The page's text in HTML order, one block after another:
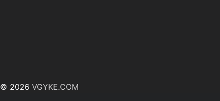
© 2026 VGYKE.COM